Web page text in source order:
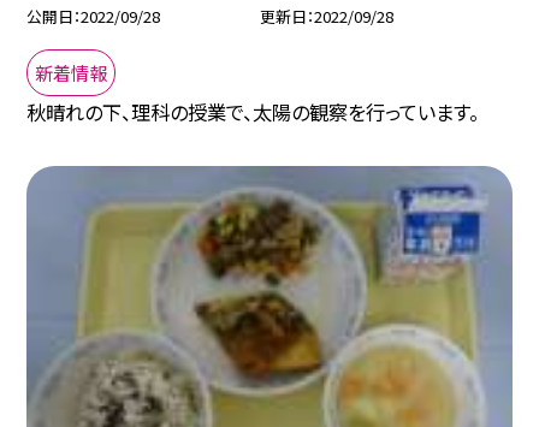
公開日 2022/09/28 更新日 2022/09/28
新着情報
秋晴れの下、理科の授業で、太陽の観察を行っています。